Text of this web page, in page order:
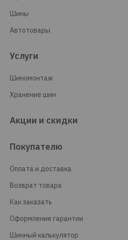
Шины
Автотовары
Услуги
Шиномонтаж
Хранение шин
Акции и скидки
Покупателю
Оплата и доставка
Возврат товара
Как заказать
Оформление гарантии
Шинный калькулятор